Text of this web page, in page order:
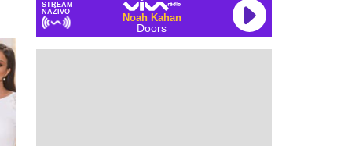
STREAM
NAŽIVO
Noah Kahan
Doors